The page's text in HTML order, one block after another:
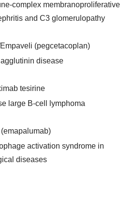
complex membranoproliferative
and C3 glomerulopathy
(pegcetacoplan)
disease
tesirine
large B-cell lymphoma
activation syndrome in
diseases